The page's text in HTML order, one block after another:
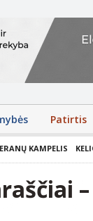
Patirtis
KAMPELIS
–